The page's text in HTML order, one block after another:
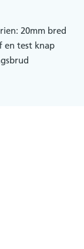
20mm bred
en test knap